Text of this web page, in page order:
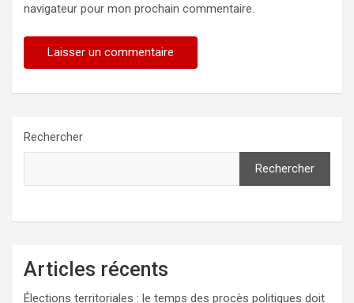
navigateur pour mon prochain commentaire.
Rechercher
Rechercher
Articles récents
Élections territoriales : le temps des procès politiques doit